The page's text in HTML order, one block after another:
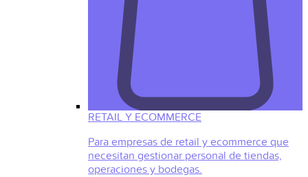
RETAIL Y ECOMMERCE
Para empresas de retail y ecommerce que
necesitan gestionar personal de tiendas,
operaciones y bodegas.